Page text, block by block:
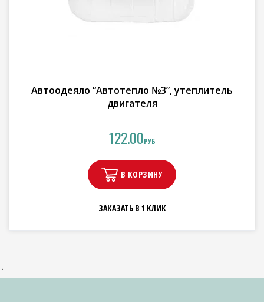
Автоодеяло “Автотепло №3”, утеплитель
двигателя
122.00РУБ
В КОРЗИНУ
ЗАКАЗАТЬ В 1 КЛИК
`